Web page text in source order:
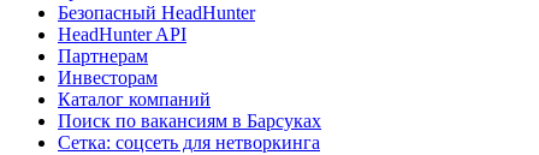
Безопасный HeadHunter
HeadHunter API
Партнерам
Инвесторам
Каталог компаний
Поиск по вакансиям в Барсуках
Сетка: соцсеть для нетворкинга